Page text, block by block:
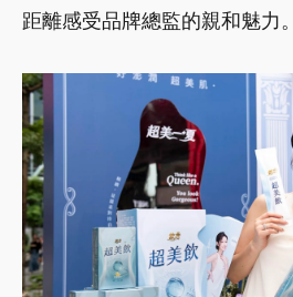
距離感受品牌總監的親和魅力。